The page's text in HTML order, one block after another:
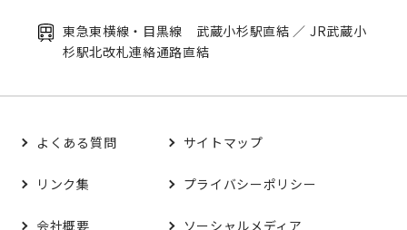
東急東横線・目黒線 武蔵小杉駅直結 ／ JR武蔵小
杉駅北改札連絡通路直結
よくある質問 サイトマップ
リンク集 プライバシーポリシー
会社概要 ソーシャルメディア